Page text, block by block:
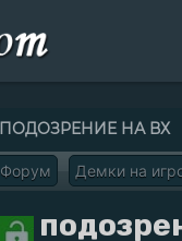
ПОДОЗРЕНИЕ НА ВХ
Форум Демки на